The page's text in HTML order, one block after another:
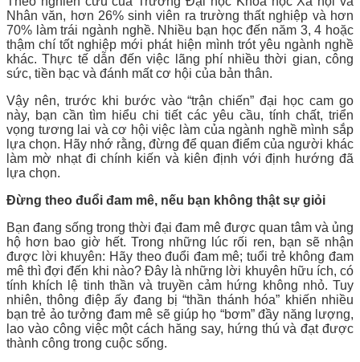
Nhân văn, hơn 26% sinh viên ra trường thất nghiệp và hơn
70% làm trái ngành nghề. Nhiều bạn học đến năm 3, 4 hoặc
thậm chí tốt nghiệp mới phát hiện mình trót yêu ngành nghề
khác. Thực tế dẫn đến việc lãng phí nhiều thời gian, công
sức, tiền bạc và đánh mất cơ hội của bản thân.
Vậy nên, trước khi bước vào “trận chiến” đại học cam go
này, bạn cần tìm hiểu chi tiết các yêu cầu, tính chất, triển
vọng tương lai và cơ hội việc làm của ngành nghề mình sắp
lựa chọn. Hãy nhớ rằng, đừng để quan điểm của người khác
làm mờ nhạt đi chính kiến và kiên định với định hướng đã
lựa chọn.
Đừng theo đuổi đam mê, nếu bạn không thật sự giỏi
Bạn đang sống trong thời đại đam mê được quan tâm và ủng
hộ hơn bao giờ hết. Trong những lúc rối ren, bạn sẽ nhận
được lời khuyên: Hãy theo đuổi đam mê; tuổi trẻ không đam
mê thì đợi đến khi nào? Đây là những lời khuyên hữu ích, có
tính khích lệ tinh thần và truyền cảm hứng không nhỏ. Tuy
nhiên, thông điệp ấy đang bị “thần thánh hóa” khiến nhiều
bạn trẻ ảo tưởng đam mê sẽ giúp họ “bơm” đầy năng lượng,
lao vào công việc một cách hăng say, hứng thú và đạt được
thành công trong cuộc sống.